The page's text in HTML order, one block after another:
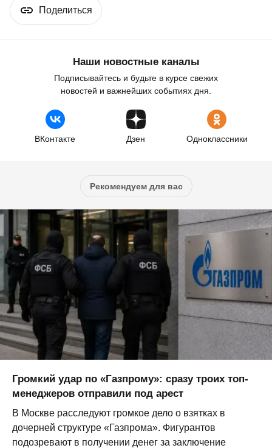
Поделиться
Наши новостные каналы
Подписывайтесь и будьте в курсе свежих
новостей и важнейших событиях дня.
ВКонтакте Дзен Одноклассники
Рекомендуем для вас
Громкий удар по «Газпрому»: сразу троих топ-
менеджеров отправили под арест
В Москве расследуют громкое дело о взятках в
дочерней структуре «Газпрома». Фигурантов
подозревают в получении денег за заключение